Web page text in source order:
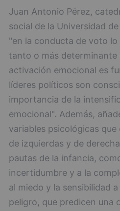
Juan Antonio Pérez,
social de la Universidad
"en la conducta de voto lo
tanto o más determinante
activación emocional es
líderes políticos son
importancia de la
emocional". Además,
variables psicológicas
de izquierdas y de
pautas de la infancia,
incertidumbre y a la
al miedo y la sensibilidad
peligro, que predicen una